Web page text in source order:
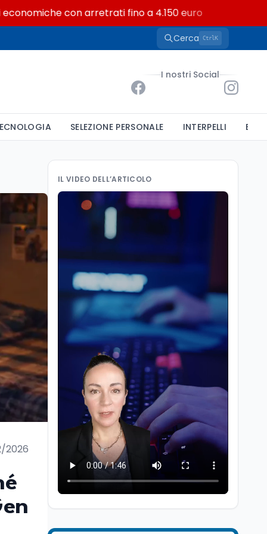
con arretrati fino a 4.150 euro CCNL
Cerca CtrlK
I nostri Social
SELEZIONE PERSONALE INTERPELLI
2026
IL VIDEO DELL’ARTICOLO
Cultura6 ago
Cinema, chiusa la fase
istruttoria: voto finale il
9 settembre in Aula. La
soddisfazione di
Mollicone
Scuola 6 ago
posizioni economiche